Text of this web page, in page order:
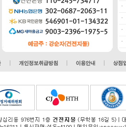
ㆍ
ㆍ
ㆍ
ㆍ